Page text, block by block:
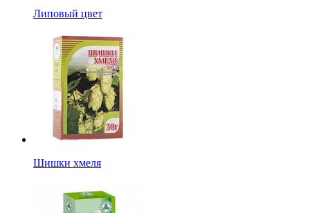
Липовый цвет
Шишки хмеля